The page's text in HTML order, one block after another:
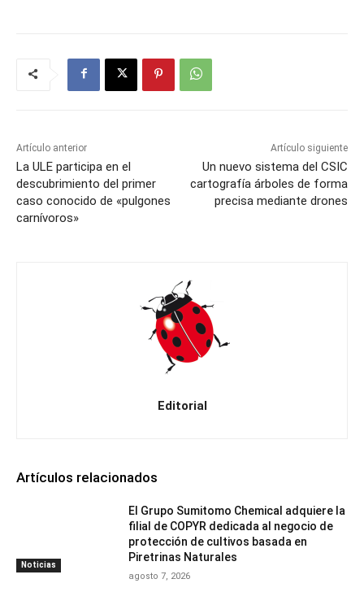
Artículo anterior
La ULE participa en el
descubrimiento del primer
caso conocido de «pulgones
carnívoros»
Artículo siguiente
Un nuevo sistema del CSIC
cartografía árboles de forma
precisa mediante drones
Editorial
Artículos relacionados
Noticias
El Grupo Sumitomo Chemical adquiere la
filial de COPYR dedicada al negocio de
protección de cultivos basada en
Piretrinas Naturales
agosto 7, 2026